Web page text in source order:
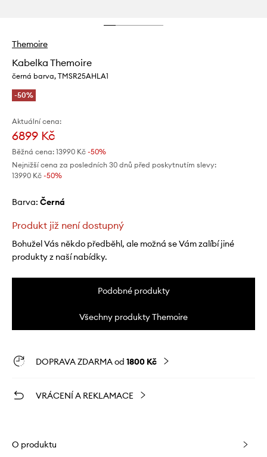
Themoire
Kabelka Themoire
černá barva, TMSR25AHLA1
-50%
Aktuální cena:
6899 Kč
Běžná cena: 13990 Kč -50%
Nejnižší cena za posledních 30 dnů před poskytnutím slevy:
13990 Kč -50%
Barva: černá
Produkt již není dostupný
Bohužel Vás někdo předběhl, ale možná se Vám zalíbí jiné
produkty z naší nabídky.
Podobné produkty
Všechny produkty Themoire
DOPRAVA ZDARMA od 1800 Kč
VRÁCENÍ A REKLAMACE
O produktu